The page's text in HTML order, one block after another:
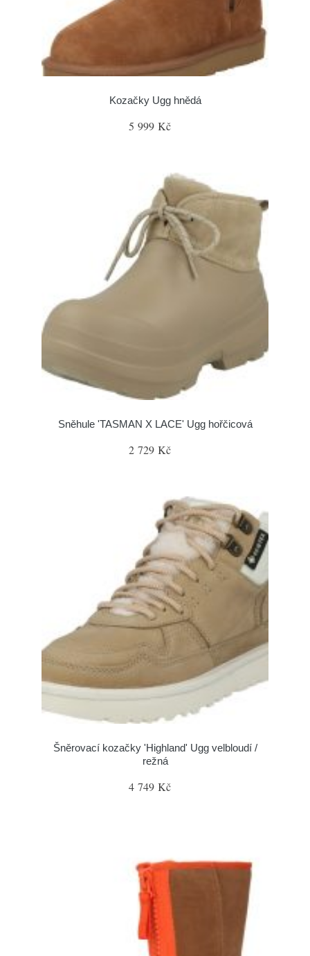
Kozačky Ugg hnědá
5 999 Kč
Sněhule 'TASMAN X LACE' Ugg hořčicová
2 729 Kč
Šněrovací kozačky 'Highland' Ugg velbloudí /
režná
4 749 Kč